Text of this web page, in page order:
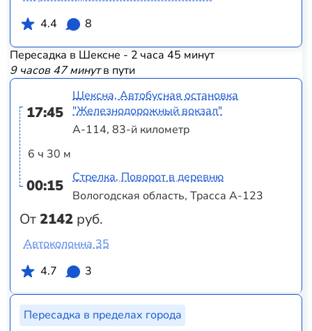
4.4
8
Пересадка в Шексне - 2 часа 45 минут
9 часов 47 минутв пути
17:45
6 ч 30 м
00:15
От2142 руб.
Шексна, Автобусная остановка
"Железнодорожный вокзал"
А-114, 83-й километр
Стрелка, Поворот в деревню
Вологодская область, Трасса А-123
Автоколонна 35
4.7
3
Пересадка в пределах города